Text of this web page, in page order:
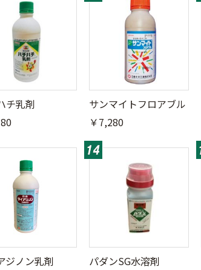
チ乳剤
サンマイトフロアブル
￥7,280
ジノン乳剤
パダンSG水溶剤